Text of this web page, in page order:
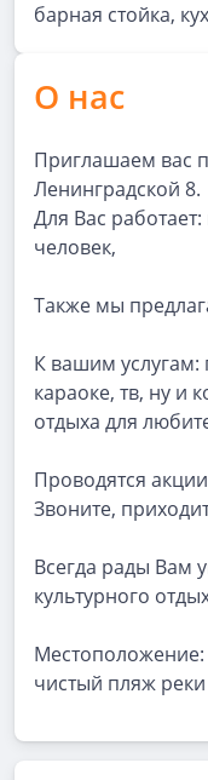
барная стойка,
О нас
Приглашаем вас
Ленинградской 8.
Для Вас
человек,
Также мы
К вашим услугам:
караоке, тв, ну и
отдыха для
Проводятся
Звоните,
Всегда рады Вам
культурного
Местоположение:
чистый пляж реки